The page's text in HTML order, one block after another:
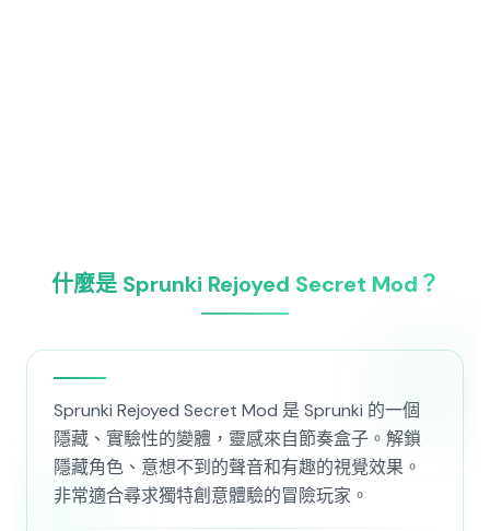
什麼是 Sprunki Rejoyed Secret Mod？
Sprunki Rejoyed Secret Mod 是 Sprunki 的一個
隱藏、實驗性的變體，靈感來自節奏盒子。解鎖
隱藏角色、意想不到的聲音和有趣的視覺效果。
非常適合尋求獨特創意體驗的冒險玩家。